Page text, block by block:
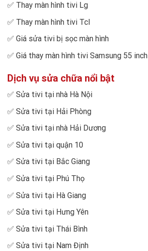
✅ Thay màn hình tivi Lg
✅ Thay màn hình tivi Tcl
✅ Giá sửa tivi bị sọc màn hình
✅ Giá thay màn hình tivi Samsung 55 inch
Dịch vụ sửa chữa nổi bật
✅ Sửa tivi tại nhà Hà Nội
✅ Sửa tivi tại Hải Phòng
✅ Sửa tivi tại nhà Hải Dương
✅ Sửa tivi tại quận 10
✅ Sửa tivi tại Bắc Giang
✅ Sửa tivi tại Phú Thọ
✅ Sửa tivi tại Hà Giang
✅ Sửa tivi tại Hưng Yên
✅ Sửa tivi tại Thái Bình
✅ Sửa tivi tại Nam Định